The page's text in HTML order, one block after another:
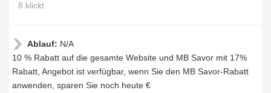
8 klickt
Ablauf: N/A
10 % Rabatt auf die gesamte Website und MB Savor mit 17%
Rabatt, Angebot ist verfügbar, wenn Sie den MB Savor-Rabatt
anwenden, sparen Sie noch heute €